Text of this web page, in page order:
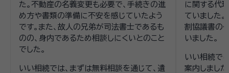
た。不動産の名義変更も必要で、手続きの進
め方や書類の準備に不安を感じていたよう
です。また、故人の兄弟が司法書士であるも
のの、身内であるため相談しにくいとのこと
でした。
いい相続では、まずは無料相談を通じて、遺
に関する代
ていました
割協議書の
いました。
いい相続で
案内しまし